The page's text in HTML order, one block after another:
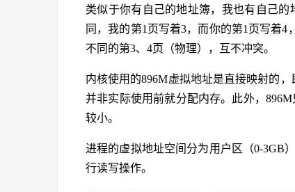
类似于你有自己的地址簿，我也有自己
同，我的第1页写着3，而你的第1页写着
不同的第3、4页（物理），互不冲突。
内核使用的896M虚拟地址是直接映射的
并非实际使用前就分配内存。此外，
较小。
进程的虚拟地址空间分为用户区（0-3GB
行读写操作。